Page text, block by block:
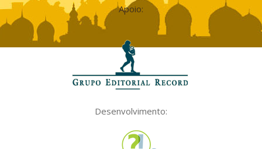
Apoio:
Desenvolvimento: